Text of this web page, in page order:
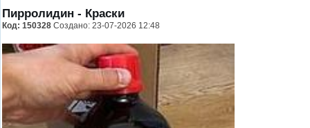
Пирролидин - Краски
Код: 150328 Создано: 23-07-2026 12:48